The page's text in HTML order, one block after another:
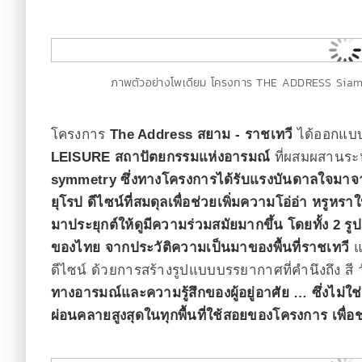
ภาพตัวอย่างโพเดียม โครงการ THE ADDRESS
โครงการ The Address สยาม - ราชเทวี ได้ออกแ
LEISURE สถาปัตยกรรมแห่งอารมณ์ ที่ผสมผสานร
symmetry ซึ่งทางโครงการได้รับแรงบันดาลใจมา
ยุโรป ดีไซน์ที่สมดุลเพื่อช่วยเพิ่มความโอ่อ่า หรูหร
มาประยุกต์ให้ดูมีความร่วมสมัยมากขึ้น โดยทั้ง 2 รู
ของไทย จากประวัติความเป็นมาของพื้นที่ราชเทวี
ดีไซน์ ด้วยการสร้างรูปแบบบรรยากาศที่คำนึงถึง
ทางอารมณ์และความรู้สึกของผู้อยู่อาศัย … ซึ่งไม่ใ
ผ่อนคลายสูงสุดในทุกพื้นที่ใช้สอยของโครงการ เพื่อ